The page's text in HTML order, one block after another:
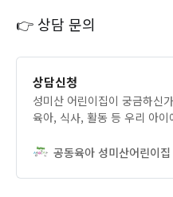
👉 상담 문의
상담신청
성미산 어린이집이 궁금하신
육아, 식사, 활동 등 우리 아이
세요.공동육아 성미산어린이집